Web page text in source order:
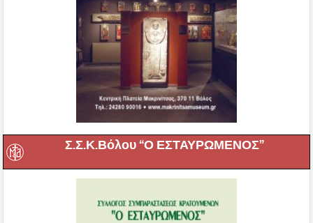
Σ.Σ.Κ.Βόλου “Ο ΕΣΤΑΥΡΩΜΕΝΟΣ”